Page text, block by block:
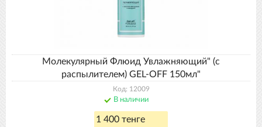
Молекулярный Флюид Увлажняющий" (с
распылителем) GEL-OFF 150мл"
Код: 12009
В наличии
1 400 тенге